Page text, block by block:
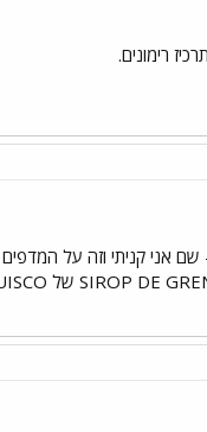
רימונים.
אני קניתי וזה על